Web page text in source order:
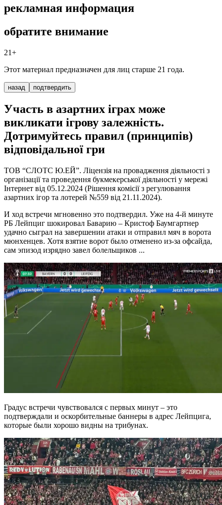
рекламная информация
обратите внимание
21+
Этот материал предназначен для лиц старше 21 года.
назад подтвердить
Участь в азартних іграх може
викликати ігрову залежність.
Дотримуйтесь правил (принципів)
відповідальної гри
ТОВ “СЛОТС Ю.ЕЙ”. Ліцензія на провадження діяльності з
організації та проведення букмекерської діяльності у мережі
Інтернет від 05.12.2024 (Рішення комісії з регулювання
азартних ігор та лотерей №559 від 21.11.2024).
И ход встречи мгновенно это подтвердил. Уже на 4-й минуте
РБ Лейпциг шокировал Баварию – Кристоф Баумгартнер
удачно сыграл на завершении атаки и отправил мяч в ворота
мюнхенцев. Хотя взятие ворот было отменено из-за офсайда,
сам эпизод изрядно завел болельщиков ...
Градус встречи чувствовался с первых минут – это
подтверждали и оскорбительные баннеры в адрес Лейпцига,
которые были хорошо видны на трибунах.